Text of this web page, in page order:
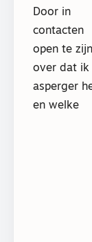
Door in
contacten
open te zijn
over dat ik
asperger
en welke